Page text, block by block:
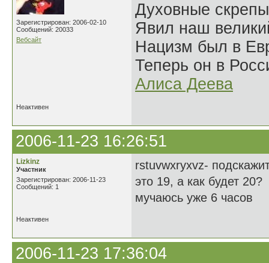
Зарегистрирован: 2006-02-10
Сообщений: 20033
Вебсайт
Духовные
Явил наш
Нацизм был в
Теперь он в
Алиса Деева
Неактивен
2006-11-23 16:26:51
Lizkinz
Участник
Зарегистрирован: 2006-11-23
Сообщений: 1
rstuvwxryxvz-
это 19, а как будет 20?
мучаюсь уже 6 часов
Неактивен
2006-11-23 17:36:04